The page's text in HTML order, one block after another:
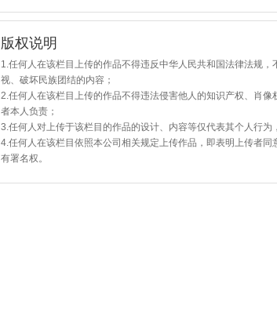
版权说明
1.任何人在该栏目上传的作品不得违反中华人民共和国法律法规
视、破坏民族团结的内容；
2.任何人在该栏目上传的作品不得违法侵害他人的知识产权、肖
者本人负责；
3.任何人对上传于该栏目的作品的设计、内容等仅代表其个人行为
4.任何人在该栏目依照本公司相关规定上传作品，即表明上传者
有署名权。